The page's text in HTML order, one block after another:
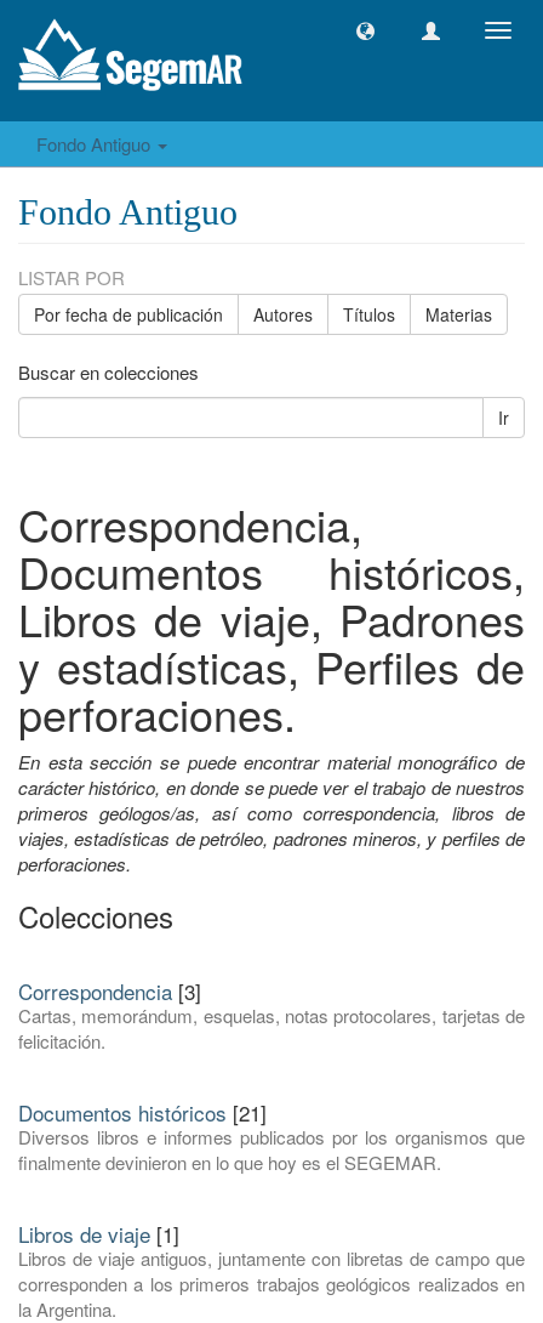
Fondo Antiguo
Fondo Antiguo
LISTAR POR
Por fecha de publicación Autores Títulos Materias
Buscar en colecciones
Ir
Correspondencia,
Documentos históricos,
Libros de viaje, Padrones
y estadísticas, Perfiles de
perforaciones.
En esta sección se puede encontrar material monográfico de
carácter histórico, en donde se puede ver el trabajo de nuestros
primeros geólogos/as, así como correspondencia, libros de
viajes, estadísticas de petróleo, padrones mineros, y perfiles de
perforaciones.
Colecciones
Correspondencia [3]
Cartas, memorándum, esquelas, notas protocolares, tarjetas de
felicitación.
Documentos históricos [21]
Diversos libros e informes publicados por los organismos que
finalmente devinieron en lo que hoy es el SEGEMAR.
Libros de viaje [1]
Libros de viaje antiguos, juntamente con libretas de campo que
corresponden a los primeros trabajos geológicos realizados en
la Argentina.